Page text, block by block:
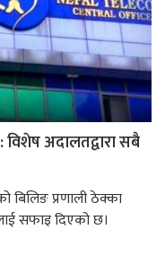
अदालतद्वारा सबै
बिलिङ प्रणाली ठेक्का
सफाइ दिएको छ।